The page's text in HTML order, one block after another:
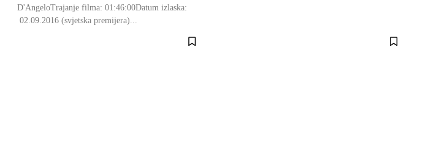
D'AngeloTrajanje filma: 01:46:00Datum izlaska:
02.09.2016 (svjetska premijera)...